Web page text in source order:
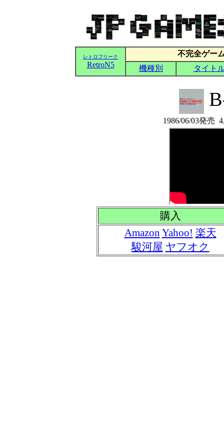
1986/06/03発売
購入
Amazon Yahoo! 楽天
駿河屋 ヤフオク